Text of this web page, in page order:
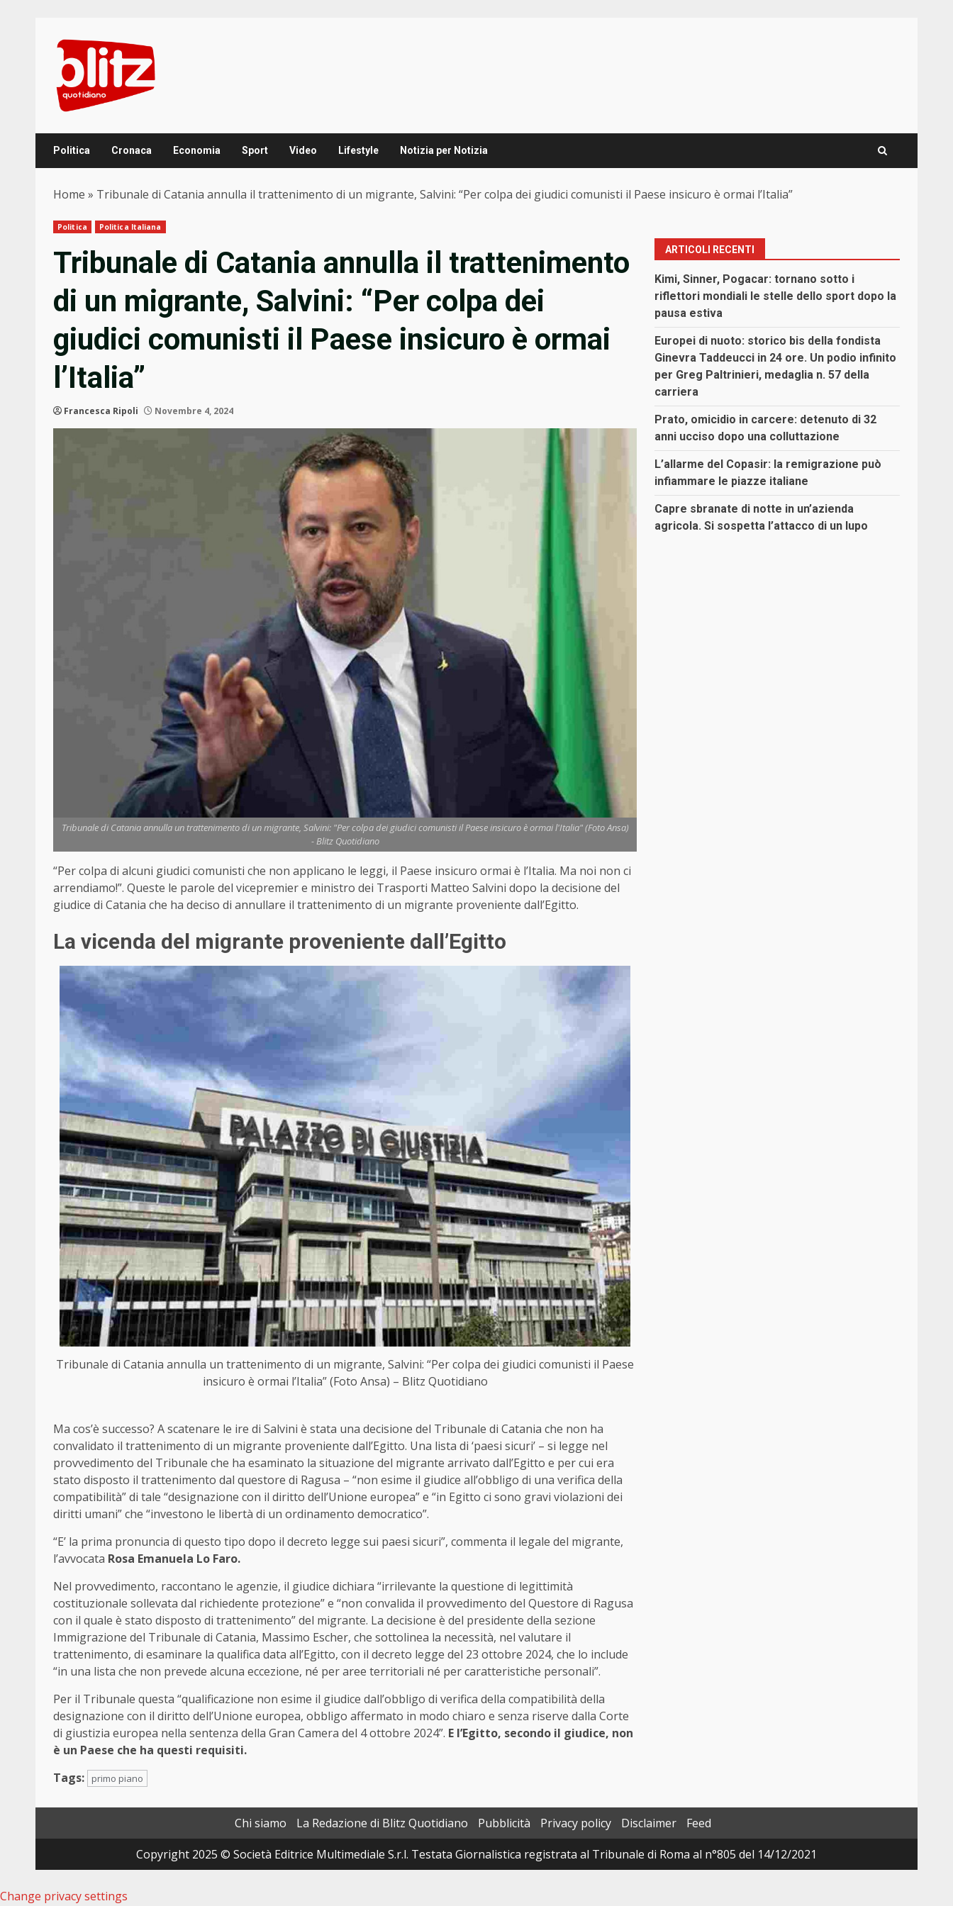
content
Politica Cronaca Economia Sport Video Lifestyle Notizia per Notizia
Home » Tribunale di Catania annulla il trattenimento di un migrante, Salvini: “Per colpa dei giudici comunisti il Paese insicuro è ormai l’Italia”
Politica Politica Italiana
Tribunale di Catania annulla il trattenimento
di un migrante, Salvini: “Per colpa dei
giudici comunisti il Paese insicuro è ormai
l’Italia”
Francesca Ripoli Novembre 4, 2024
Tribunale di Catania annulla un trattenimento di un migrante, Salvini: "Per colpa dei giudici comunisti il Paese insicuro è ormai l'Italia" (Foto Ansa)
- Blitz Quotidiano
“Per colpa di alcuni giudici comunisti che non applicano le leggi, il Paese insicuro ormai è l’Italia. Ma noi non ci
arrendiamo!”. Queste le parole del vicepremier e ministro dei Trasporti Matteo Salvini dopo la decisione del
giudice di Catania che ha deciso di annullare il trattenimento di un migrante proveniente dall’Egitto.
La vicenda del migrante proveniente dall’Egitto
Tribunale di Catania annulla un trattenimento di un migrante, Salvini: “Per colpa dei giudici comunisti il Paese
insicuro è ormai l’Italia” (Foto Ansa) – Blitz Quotidiano
Ma cos’è successo? A scatenare le ire di Salvini è stata una decisione del Tribunale di Catania che non ha
convalidato il trattenimento di un migrante proveniente dall’Egitto. Una lista di ‘paesi sicuri’ – si legge nel
provvedimento del Tribunale che ha esaminato la situazione del migrante arrivato dall’Egitto e per cui era
stato disposto il trattenimento dal questore di Ragusa – “non esime il giudice all’obbligo di una verifica della
compatibilità” di tale “designazione con il diritto dell’Unione europea” e “in Egitto ci sono gravi violazioni dei
diritti umani” che “investono le libertà di un ordinamento democratico”.
“E’ la prima pronuncia di questo tipo dopo il decreto legge sui paesi sicuri”, commenta il legale del migrante,
l’avvocata Rosa Emanuela Lo Faro.
Nel provvedimento, raccontano le agenzie, il giudice dichiara “irrilevante la questione di legittimità
costituzionale sollevata dal richiedente protezione” e “non convalida il provvedimento del Questore di Ragusa
con il quale è stato disposto di trattenimento” del migrante. La decisione è del presidente della sezione
Immigrazione del Tribunale di Catania, Massimo Escher, che sottolinea la necessità, nel valutare il
trattenimento, di esaminare la qualifica data all’Egitto, con il decreto legge del 23 ottobre 2024, che lo include
“in una lista che non prevede alcuna eccezione, né per aree territoriali né per caratteristiche personali”.
Per il Tribunale questa “qualificazione non esime il giudice dall’obbligo di verifica della compatibilità della
designazione con il diritto dell’Unione europea, obbligo affermato in modo chiaro e senza riserve dalla Corte
di giustizia europea nella sentenza della Gran Camera del 4 ottobre 2024”. E l’Egitto, secondo il giudice, non
è un Paese che ha questi requisiti.
Tags:
primo piano
ARTICOLI RECENTI
Kimi, Sinner, Pogacar: tornano sotto i
riflettori mondiali le stelle dello sport dopo la
pausa estiva
Europei di nuoto: storico bis della fondista
Ginevra Taddeucci in 24 ore. Un podio infinito
per Greg Paltrinieri, medaglia n. 57 della
carriera
Prato, omicidio in carcere: detenuto di 32
anni ucciso dopo una colluttazione
L’allarme del Copasir: la remigrazione può
infiammare le piazze italiane
Capre sbranate di notte in un’azienda
agricola. Si sospetta l’attacco di un lupo
Chi siamo La Redazione di Blitz Quotidiano Pubblicità Privacy policy Disclaimer
Feed
Copyright 2025 © Società Editrice Multimediale S.r.l. Testata Giornalistica registrata al Tribunale di Roma al n°805 del 14/12/2021
Change privacy settings